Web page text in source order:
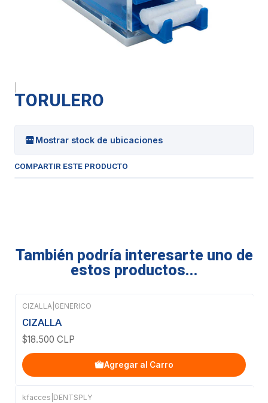
TORULERO
Mostrar stock de ubicaciones
COMPARTIR ESTE PRODUCTO
También podría interesarte uno de
estos productos...
CIZALLA GENERICO
CIZALLA
$18.500 CLP
Agregar al Carro
kfacces DENTSPLY